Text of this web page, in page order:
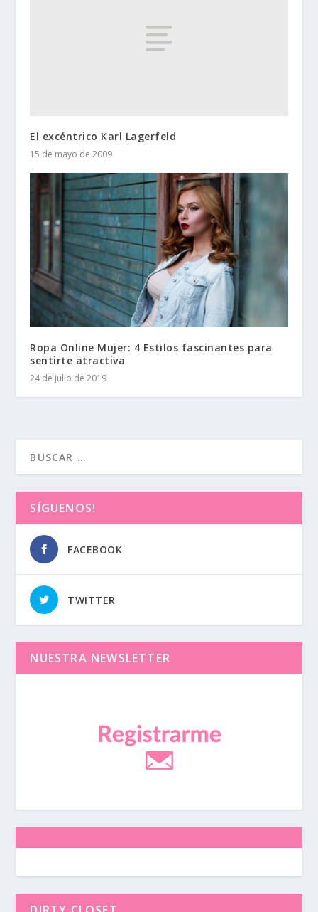
El excéntrico Karl Lagerfeld
15 de mayo de 2009
Ropa Online Mujer: 4 Estilos fascinantes para
sentirte atractiva
24 de julio de 2019
SÍGUENOS!
FACEBOOK
TWITTER
NUESTRA NEWSLETTER